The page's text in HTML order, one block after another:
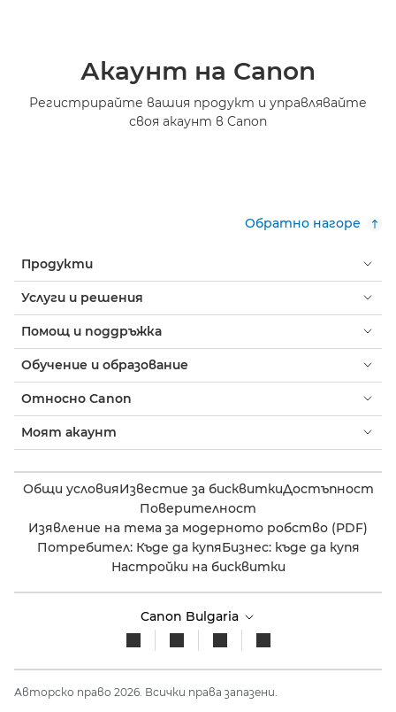
Акаунт на Canon
Регистрирайте вашия продукт и управлявайте
своя акаунт в Canon
Обратно нагоре
Продукти
Услуги и решения
Помощ и поддръжка
Обучение и образование
Относно Canon
Моят акаунт
Общи условияИзвестие за бисквиткиДостъпност
Поверителност
Изявление на тема за модерното робство (PDF)
Потребител: Къде да купяБизнес: къде да купя
Настройки на бисквитки
Canon Bulgaria
Авторско право 2026. Всички права запазени.